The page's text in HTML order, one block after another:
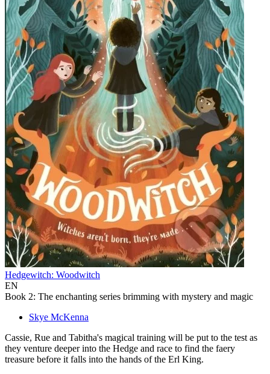
Hedgewitch: Woodwitch
EN
Book 2: The enchanting series brimming with mystery and magic
Skye McKenna
Cassie, Rue and Tabitha's magical training will be put to the test as
they venture deeper into the Hedge and race to find the faery
treasure before it falls into the hands of the Erl King.